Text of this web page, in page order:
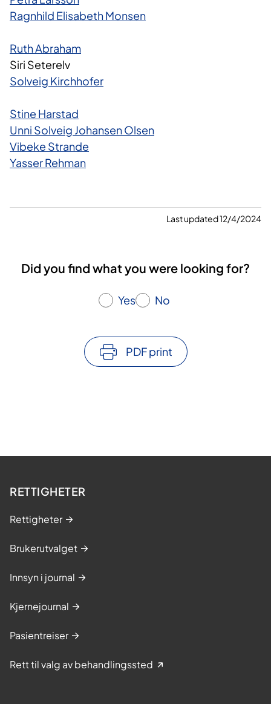
Ragnhild Elisabeth Monsen
Ruth Abraham
Siri Seterelv
Solveig Kirchhofer
Stine Harstad
Unni Solveig Johansen Olsen
Vibeke Strande
Yasser Rehman
Last updated 12/4/2024
Did you find what you were looking for?
Yes No
PDF print
RETTIGHETER
Rettigheter
Brukerutvalget
Innsyn i journal
Kjernejournal
Pasientreiser
Rett til valg av behandlingssted